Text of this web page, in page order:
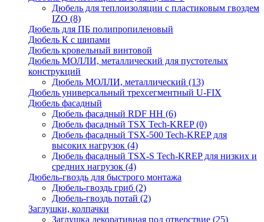
Дюбель для теплоизоляции с пластиковым гвоздем
IZO (8)
Дюбель для ПБ полипропиленовый
Дюбель К с шипами
Дюбель кровельный винтовой
Дюбель МОЛЛИ, металлический для пустотелых
конструкций
Дюбель МОЛЛИ, металлический (13)
Дюбель универсальный трехсегментный U-FIX
Дюбель фасадный
Дюбель фасадный RDF НН (6)
Дюбель фасадный TSX Tech-KREP(0)
Дюбель фасадный TSX-500 Tech-KREP для
высоких нагрузок (4)
Дюбель фасадный TSX-S Tech-KREP для низких и
средних нагрузок (4)
Дюбель-гвоздь для быстрого монтажа
Дюбель-гвоздь гриб (2)
Дюбель-гвоздь потай (2)
Заглушки, колпачки
Заглушка декоративная под отверствие (25)